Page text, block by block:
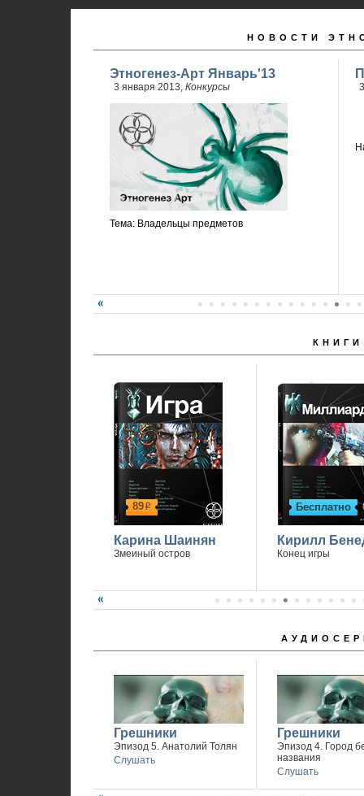
НОВОСТИ
Этногенез-Арт Январь'13
3 января 2013, Конкурсы
Тема: Владельцы предметов
КНИГИ
89р
Карина Шаинян
Змеиный остров
Бесплатно
Кирилл
Конец игры
Грешники
Эпизод 5. Анатолий Толян
Слушать
Грешники
Эпизод 4. Город
названия
Слушать